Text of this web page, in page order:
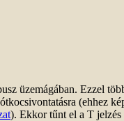
üzemágában. Ezzel
(ehhez
). Ekkor tűnt el a T jelzés